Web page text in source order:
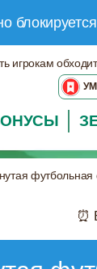
игрокам
футбольная
⏰